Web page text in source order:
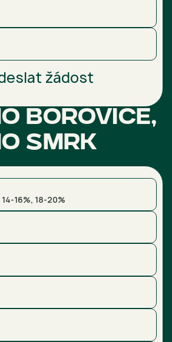
žádost
borovice,
smrk
16%, 18-20%